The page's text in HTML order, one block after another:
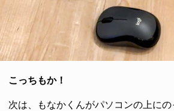
こっちもか！
次は、もなかくんがパソコンの上にの